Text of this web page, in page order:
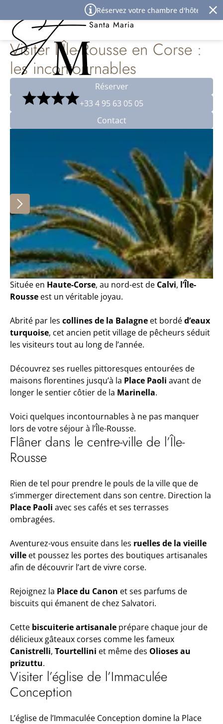
Réservez votre chambre d'hôtel à l'Île
Best Western Premier Hôtel
Santa Maria
Visiter l’Île-Rousse en Corse :
les incontournables
Réserver
+33 4 95 63 05 05
Contact
Située en Haute-Corse, au nord-est de Calvi, l’Île-
Rousse est un véritable joyau.
Abrité par les collines de la Balagne et bordéd’eaux
turquoise, cet ancien petit village de pêcheurs séduit
les visiteurs tout au long de l’année.
Découvrez ses ruelles pittoresques entourées de
maisons florentines jusqu’à la Place Paoli avant de
longer le sentier côtier de la Marinella.
Voici quelques incontournables à ne pas manquer
lors de votre séjour à l’Île-Rousse.
Flâner dans le centre-ville de l’Île-
Rousse
Rien de tel pour prendre le pouls de la ville que de
s’immerger directement dans son centre. Direction la
Place Paoli avec ses cafés et ses terrasses
ombragées.
Aventurez-vous ensuite dans les ruelles de la vieille
ville et poussez les portes des boutiques artisanales
afin de découvrir l’art de vivre corse.
Rejoignez la Place du Canon et ses parfums de
biscuits qui émanent de chez Salvatori.
Cette biscuiterie artisanale prépare chaque jour de
délicieux gâteaux corses comme les fameux
Canistrelli, Tourtellini et même des Olioses au
prizuttu.
Visiter l’église de l’Immaculée
Conception
L’église de l’Immaculée Conception domine la Place
Panneau de gestion des cookies